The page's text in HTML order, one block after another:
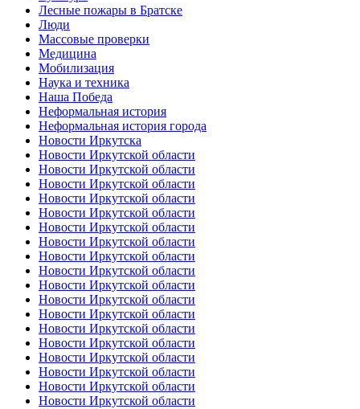
Лесные пожары в Братске
Люди
Массовые проверки
Медицина
Мобилизация
Наука и техника
Наша Победа
Неформальная история
Неформальная история города
Новости Иркутска
Новости Иркутской области
Новости Иркутской области
Новости Иркутской области
Новости Иркутской области
Новости Иркутской области
Новости Иркутской области
Новости Иркутской области
Новости Иркутской области
Новости Иркутской области
Новости Иркутской области
Новости Иркутской области
Новости Иркутской области
Новости Иркутской области
Новости Иркутской области
Новости Иркутской области
Новости Иркутской области
Новости Иркутской области
Новости Иркутской области